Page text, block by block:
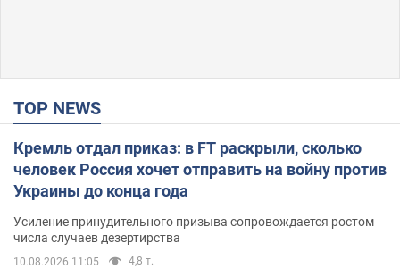
TOP NEWS
Кремль отдал приказ: в FT раскрыли, сколько
человек Россия хочет отправить на войну против
Украины до конца года
Усиление принудительного призыва сопровождается ростом
числа случаев дезертирства
10.08.2026 11:05 4,8 т.